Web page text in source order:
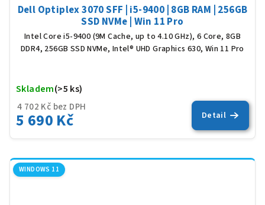
Dell Optiplex 3070 SFF | i5-9400 | 8GB RAM | 256GB
SSD NVMe | Win 11 Pro
Intel Core i5-9400 (9M Cache, up to 4.10 GHz), 6 Core, 8GB
DDR4, 256GB SSD NVMe, Intel® UHD Graphics 630, Win 11 Pro
4 702 Kč bez DPH
5 690 Kč
Skladem(>5 ks)
5,0
z
5
Detail
WINDOWS 11